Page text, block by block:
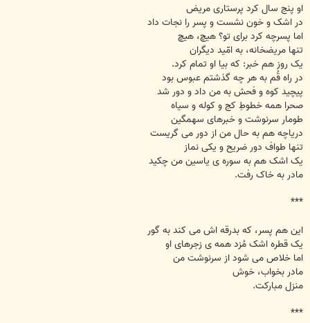
او پنج سال کرد پرستاری مریض
در اشک و خون نشست و پسر را نجات داد
اما پسرچه کرد برای تو؟ هیچ، هیچ
تنها مریضخانه، به امّید دیگران
یک روز هم خبر: که بیا او تمام کرد.
در راه قُم به هر چه گذشتم عبوس بود
پیچید کوه و فحش به من داد و دور شد
صحرا همه خطوطِ کج و کوله و سیاه
طومار سرنوشت و خبرهای سهمگین
دریاچه هم به حال من از دور می گریست
تنها طواف دور ضریح و یکی نماز
یک اشک هم به سوره ی یاسین من چکید
مادر به خاک رفت.
***
این هم پسر، که بدرقه اش می کند به گور
یک قطره اشک مُزد همه ی زجرهای او
اما خلاص می شود از سرنوشت من
مادر بخواب، خوش
منزل مبارکت.
***